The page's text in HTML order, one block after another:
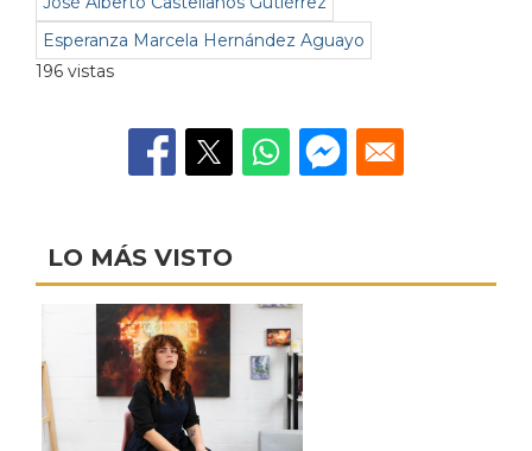
Esperanza Marcela Hernández Aguayo
196 vistas
LO MÁS VISTO